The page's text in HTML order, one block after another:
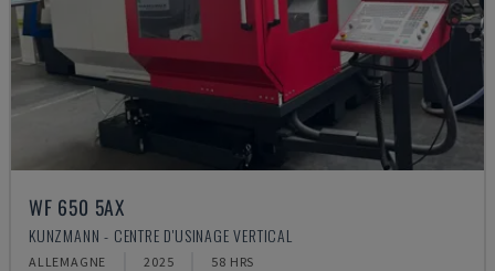
WF 650 5AX
KUNZMANN - CENTRE D'USINAGE VERTICAL
ALLEMAGNE 2025 58 HRS